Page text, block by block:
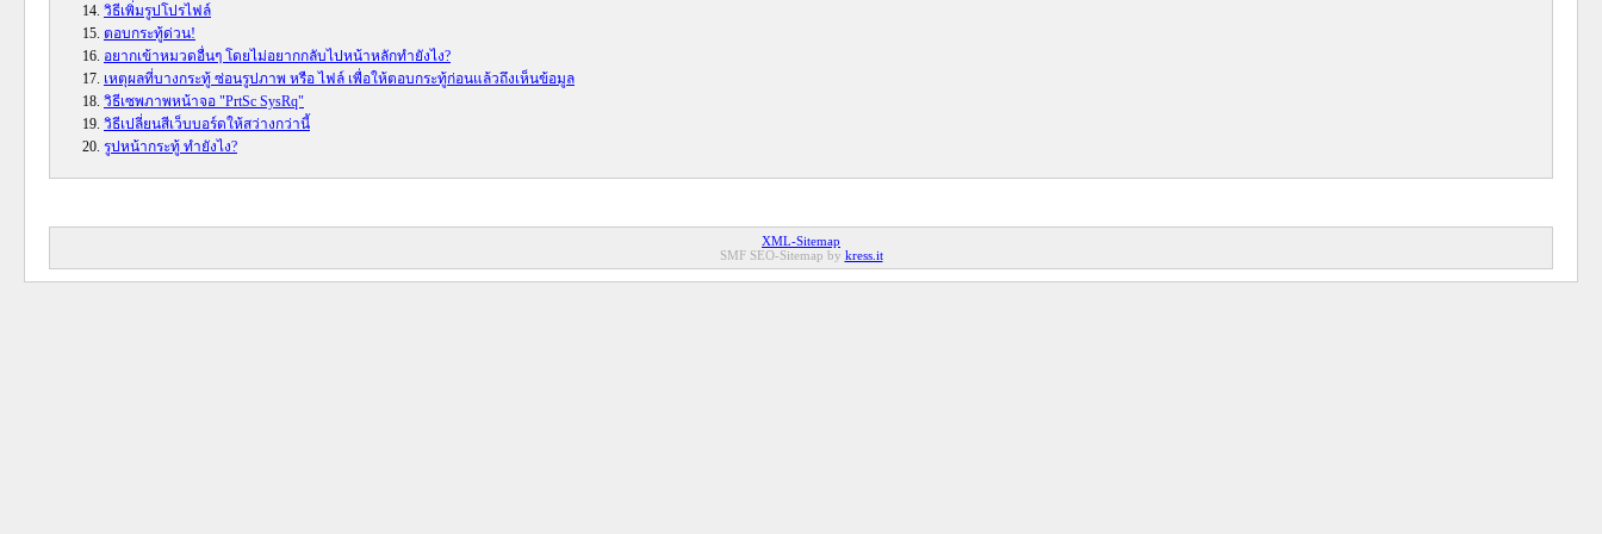
วิธีเพิ่มรูปโปรไฟล์
ตอบกระทู้ด่วน!
อยากเข้าหมวดอื่นๆ โดยไม่อยากกลับไปหน้าหลักทำยังไง?
เหตุผลที่บางกระทู้ ซ่อนรูปภาพ หรือ ไฟล์ เพื่อให้ตอบกระทู้ก่อนแล้วถึงเห็นข้อมูล
วิธีเซพภาพหน้าจอ "PrtSc SysRq"
วิธีเปลี่ยนสีเว็บบอร์ดให้สว่างกว่านี้
รูปหน้ากระทู้ ทำยังไง?
XML-Sitemap
SMF SEO-Sitemap by kress.it